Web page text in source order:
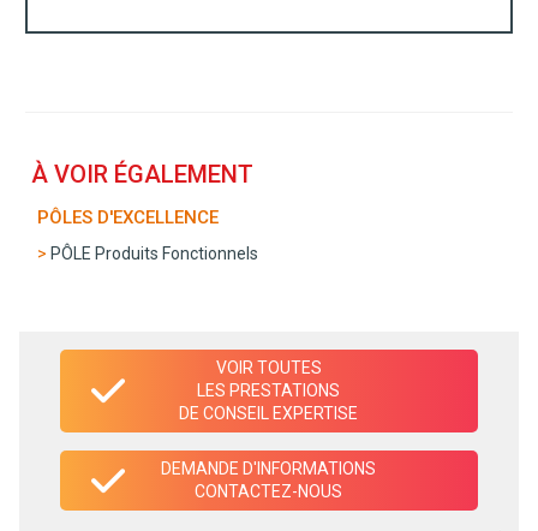
À VOIR ÉGALEMENT
PÔLES D'EXCELLENCE
PÔLE Produits Fonctionnels
VOIR TOUTES
LES PRESTATIONS
DE CONSEIL EXPERTISE
DEMANDE D'INFORMATIONS
CONTACTEZ-NOUS